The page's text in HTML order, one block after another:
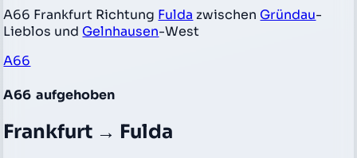
A66 Frankfurt Richtung Fulda zwischen Gründau-
Lieblos und Gelnhausen-West
A66
A66 aufgehoben
Frankfurt → Fulda